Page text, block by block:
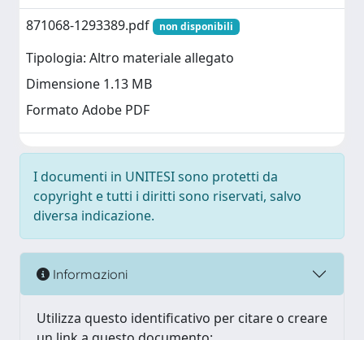
871068-1293389.pdf
non disponibili
Tipologia: Altro materiale allegato
Dimensione 1.13 MB
Formato Adobe PDF
I documenti in UNITESI sono protetti da
copyright e tutti i diritti sono riservati, salvo
diversa indicazione.
Informazioni
Utilizza questo identificativo per citare o creare